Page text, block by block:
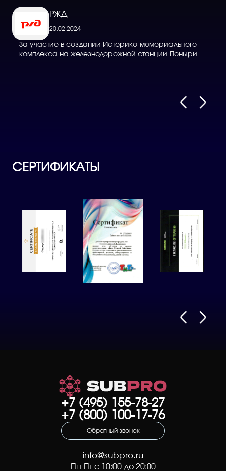
РЖД
20.02.2024
За участие в создании Историко-мемориального
комплекса на железнодорожной станции Поныри
СЕРТИФИКАТЫ
+7 (495) 155-78-27
+7 (800) 100-17-76
Обратный звонок
info@subpro.ru
Пн-Пт с 10:00 до 20:00